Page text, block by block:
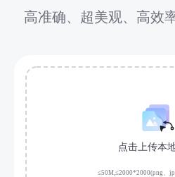
高准确、超美观、高效
点击上传本
≤50M,≤2000*2000(png、